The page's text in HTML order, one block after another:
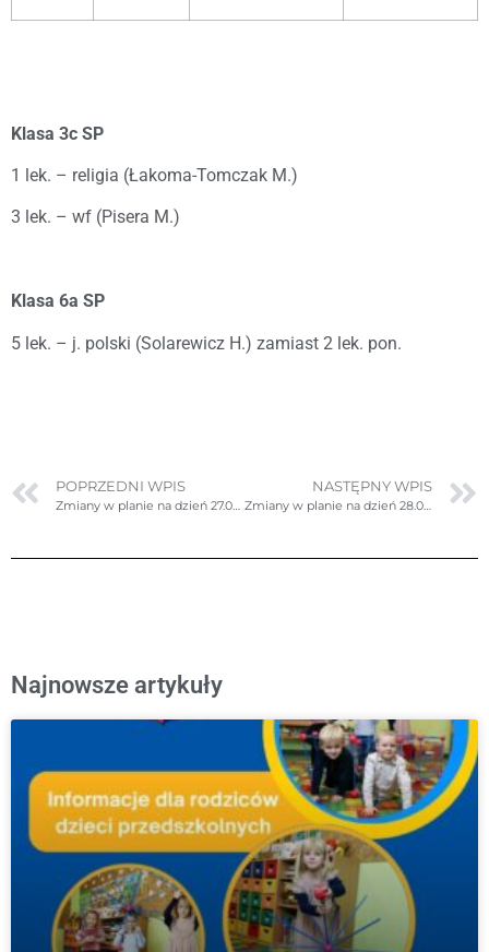
Klasa 3c SP
1 lek. – religia (Łakoma-Tomczak M.)
3 lek. – wf (Pisera M.)
Klasa 6a SP
5 lek. – j. polski (Solarewicz H.) zamiast 2 lek. pon.
POPRZEDNI WPIS
Zmiany w planie na dzień 27.05.2024r. (poniedziałek)
NASTĘPNY WPIS
Zmiany w planie na dzień 28.05.2024r. (wtorek)
Najnowsze artykuły